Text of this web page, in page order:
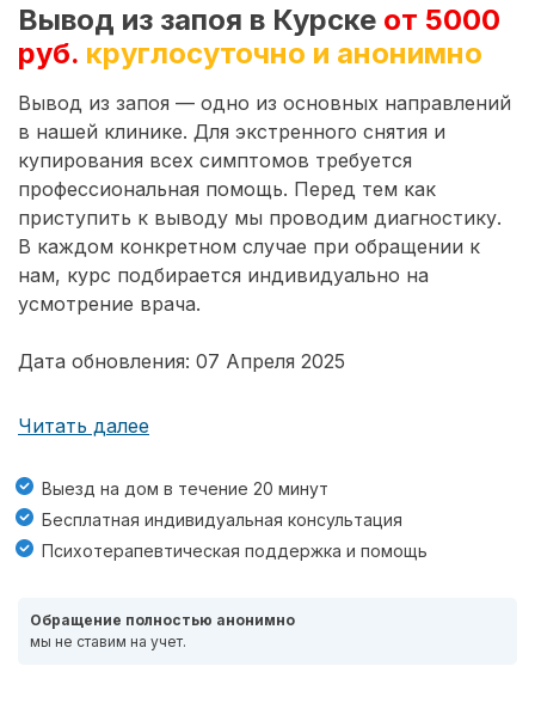
Вывод из запоя в Курске от 5000
руб. круглосуточно и анонимно
Вывод из запоя — одно из основных направлений
в нашей клинике. Для экстренного снятия и
купирования всех симптомов требуется
профессиональная помощь. Перед тем как
приступить к выводу мы проводим диагностику.
В каждом конкретном случае при обращении к
нам, курс подбирается индивидуально на
усмотрение врача.
Дата обновления: 07 Апреля 2025
Читать далее
Выезд на дом в течение 20 минут
Бесплатная индивидуальная консультация
Психотерапевтическая поддержка и помощь
Обращение полностью анонимно
мы не ставим на учет.